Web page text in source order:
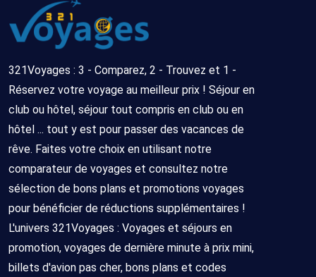
321Voyages : 3 - Comparez, 2 - Trouvez et 1 -
Réservez votre voyage au meilleur prix ! Séjour en
club ou hôtel, séjour tout compris en club ou en
hôtel ... tout y est pour passer des vacances de
rêve. Faites votre choix en utilisant notre
comparateur de voyages et consultez notre
sélection de bons plans et promotions voyages
pour bénéficier de réductions supplémentaires !
L'univers 321Voyages : Voyages et séjours en
promotion, voyages de dernière minute à prix mini,
billets d'avion pas cher, bons plans et codes